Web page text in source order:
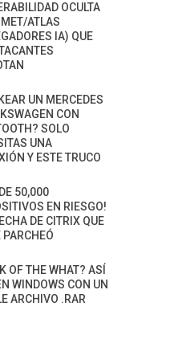
OCULTA
ATLAS
IA) QUE
UN MERCEDES
CON
SOLO
UNA
Y ESTE TRUCO
50,000
EN RIESGO!
DE CITRIX QUE
PARCHEÓ
OF THE WHAT? ASÍ
WINDOWS CON UN
ARCHIVO .RAR